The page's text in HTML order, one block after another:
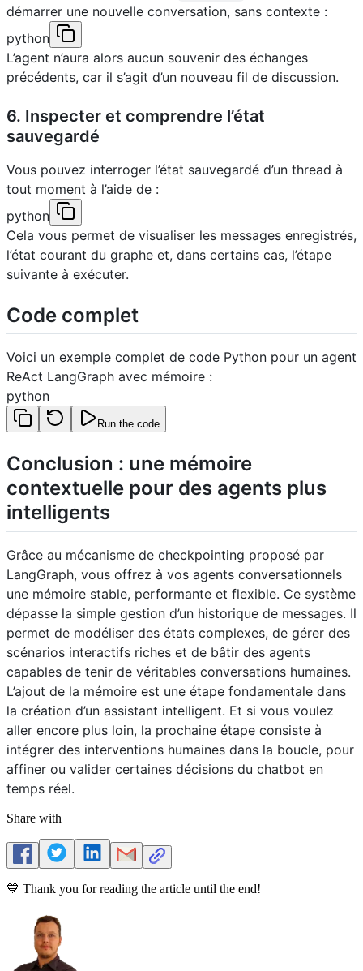
démarrer une nouvelle conversation, sans contexte :
python
L’agent n’aura alors aucun souvenir des échanges
précédents, car il s’agit d’un nouveau fil de discussion.
6. Inspecter et comprendre l’état
sauvegardé
Vous pouvez interroger l’état sauvegardé d’un thread à
tout moment à l’aide de :
python
Cela vous permet de visualiser les messages enregistrés,
l’état courant du graphe et, dans certains cas, l’étape
suivante à exécuter.
Code complet
Voici un exemple complet de code Python pour un agent
ReAct LangGraph avec mémoire :
python
Run the code
Conclusion : une mémoire
contextuelle pour des agents plus
intelligents
Grâce au mécanisme de checkpointing proposé par
LangGraph, vous offrez à vos agents conversationnels
une mémoire stable, performante et flexible. Ce système
dépasse la simple gestion d’un historique de messages. Il
permet de modéliser des états complexes, de gérer des
scénarios interactifs riches et de bâtir des agents
capables de tenir de véritables conversations humaines.
L’ajout de la mémoire est une étape fondamentale dans
la création d’un assistant intelligent. Et si vous voulez
aller encore plus loin, la prochaine étape consiste à
intégrer des interventions humaines dans la boucle, pour
affiner ou valider certaines décisions du chatbot en
temps réel.
Share with
💙 Thank you for reading the article until the end!